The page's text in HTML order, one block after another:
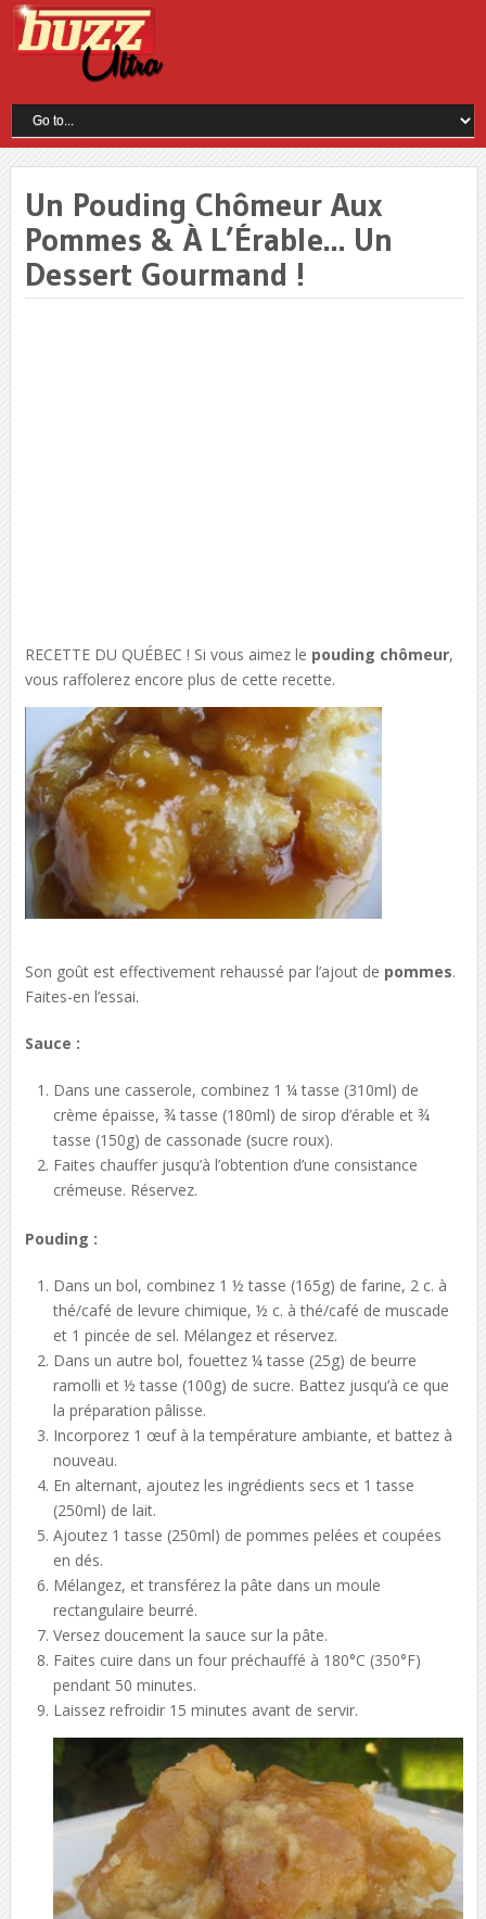
Un Pouding Chômeur Aux
Pommes & À L’Érable… Un
Dessert Gourmand !
RECETTE DU QUÉBEC ! Si vous aimez le pouding chômeur,
vous raffolerez encore plus de cette recette.
Son goût est effectivement rehaussé par l’ajout de pommes.
Faites-en l’essai.
Sauce :
Dans une casserole, combinez 1 ¼ tasse (310ml) de
crème épaisse, ¾ tasse (180ml) de sirop d’érable et ¾
tasse (150g) de cassonade (sucre roux).
Faites chauffer jusqu’à l’obtention d’une consistance
crémeuse. Réservez.
Pouding :
Dans un bol, combinez 1 ½ tasse (165g) de farine, 2 c. à
thé/café de levure chimique, ½ c. à thé/café de muscade
et 1 pincée de sel. Mélangez et réservez.
Dans un autre bol, fouettez ¼ tasse (25g) de beurre
ramolli et ½ tasse (100g) de sucre. Battez jusqu’à ce que
la préparation pâlisse.
Incorporez 1 œuf à la température ambiante, et battez à
nouveau.
En alternant, ajoutez les ingrédients secs et 1 tasse
(250ml) de lait.
Ajoutez 1 tasse (250ml) de pommes pelées et coupées
en dés.
Mélangez, et transférez la pâte dans un moule
rectangulaire beurré.
Versez doucement la sauce sur la pâte.
Faites cuire dans un four préchauffé à 180°C (350°F)
pendant 50 minutes.
Laissez refroidir 15 minutes avant de servir.